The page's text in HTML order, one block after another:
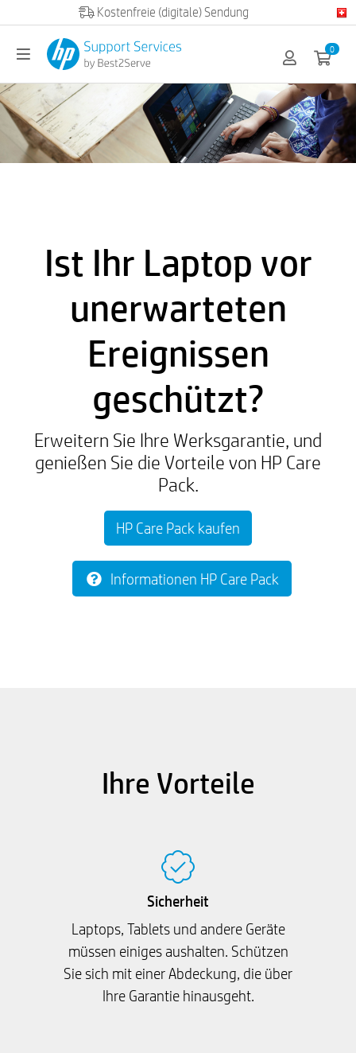
Official HP partner
0
Ist Ihr Laptop vor
unerwarteten
Ereignissen
geschützt?
Erweitern Sie Ihre Werksgarantie, und
genießen Sie die Vorteile von HP Care
Pack.
HP Care Pack kaufen
Informationen HP Care Pack
Ihre Vorteile
Sicherheit
Laptops, Tablets und andere Geräte
müssen einiges aushalten. Schützen
Sie sich mit einer Abdeckung, die über
Ihre Garantie hinausgeht.